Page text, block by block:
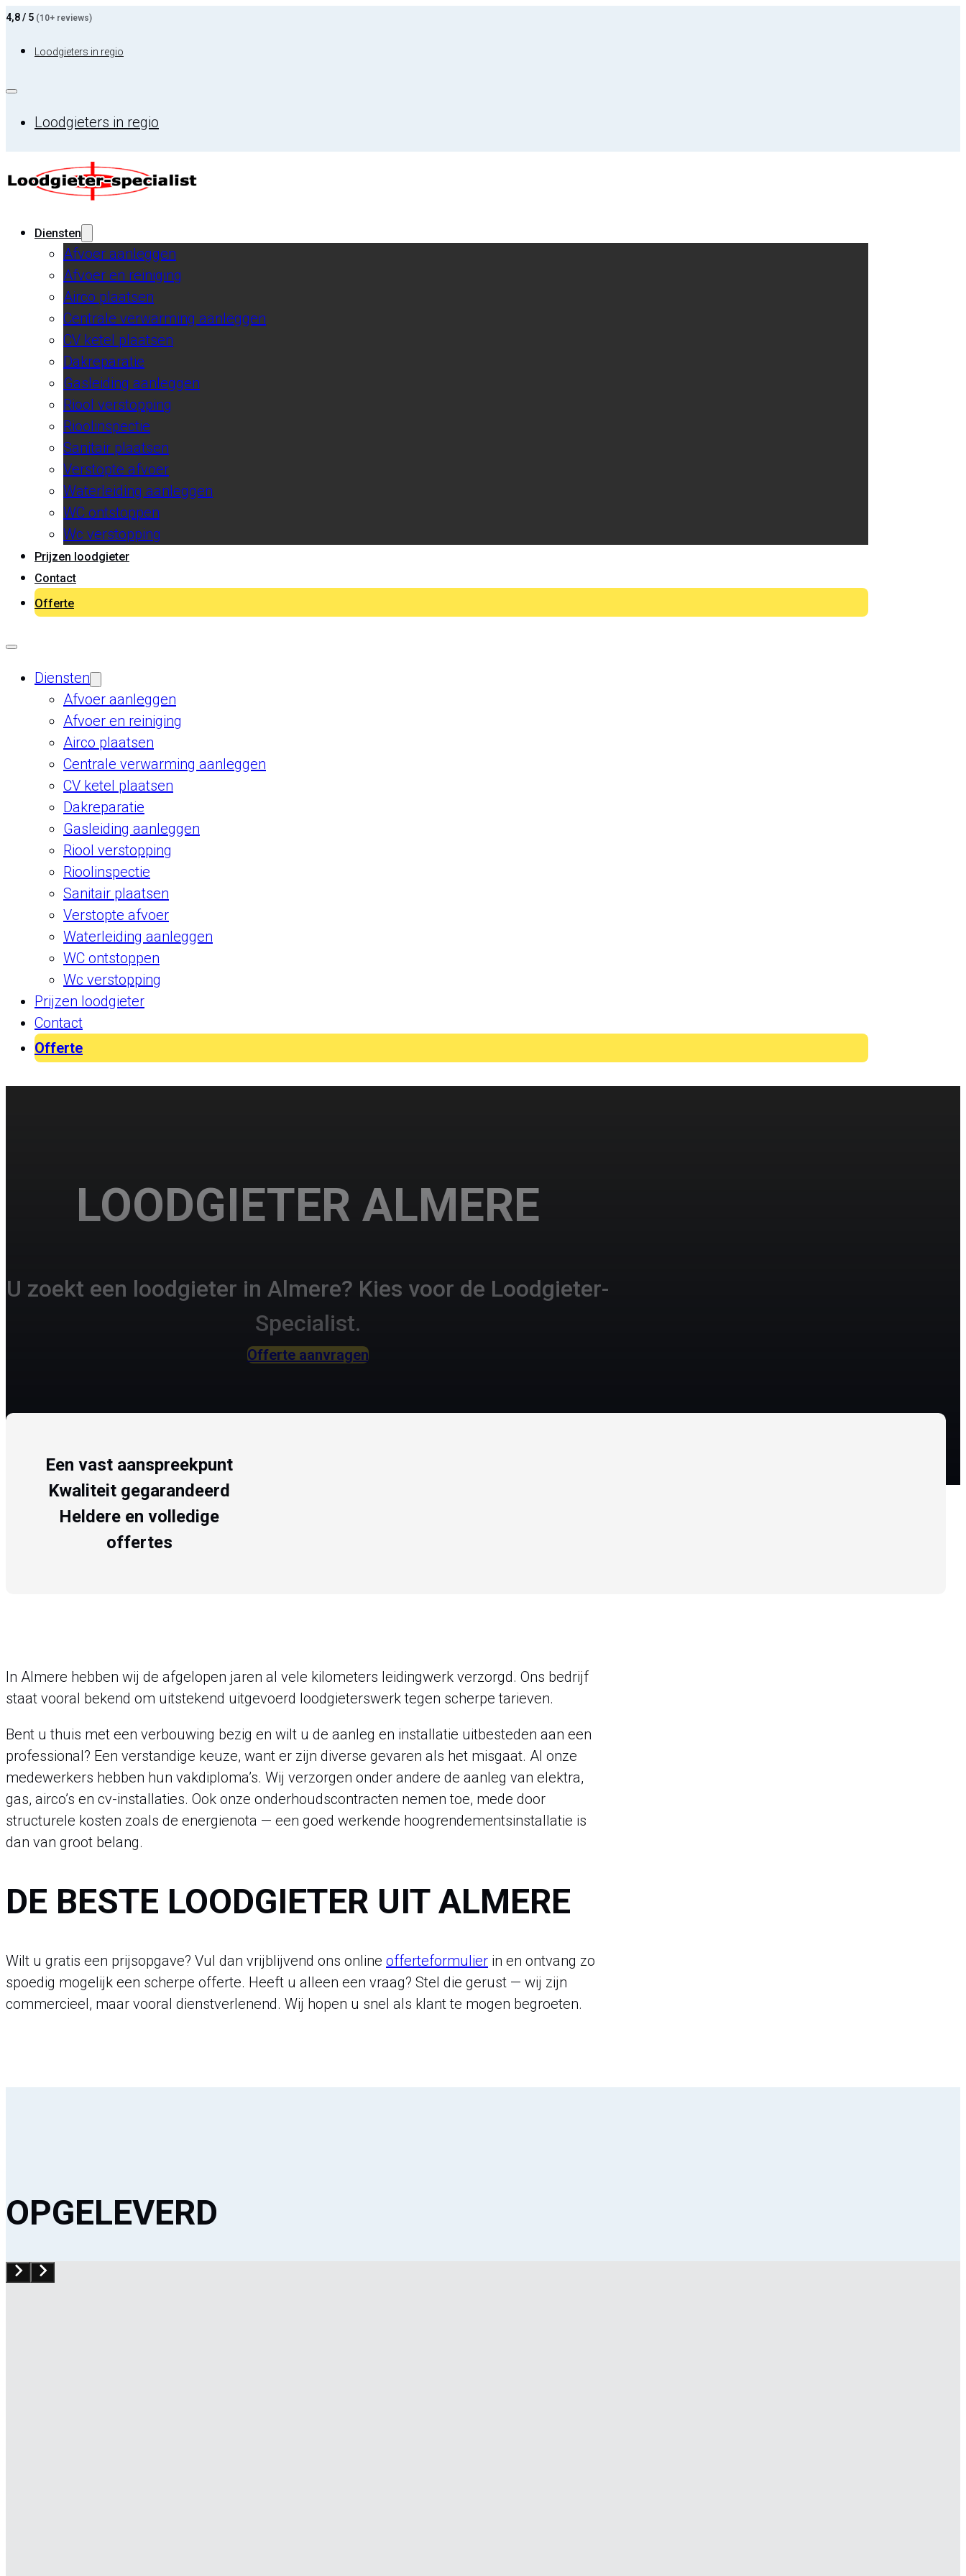
4,8 / 5 (10+ reviews)
Loodgieters in regio
Loodgieters in regio
Diensten
Afvoer aanleggen
Afvoer en reiniging
Airco plaatsen
Centrale verwarming aanleggen
CV ketel plaatsen
Dakreparatie
Gasleiding aanleggen
Riool verstopping
Rioolinspectie
Sanitair plaatsen
Verstopte afvoer
Waterleiding aanleggen
WC ontstoppen
Wc verstopping
Prijzen loodgieter
Contact
Offerte
Diensten
Afvoer aanleggen
Afvoer en reiniging
Airco plaatsen
Centrale verwarming aanleggen
CV ketel plaatsen
Dakreparatie
Gasleiding aanleggen
Riool verstopping
Rioolinspectie
Sanitair plaatsen
Verstopte afvoer
Waterleiding aanleggen
WC ontstoppen
Wc verstopping
Prijzen loodgieter
Contact
Offerte
LOODGIETER ALMERE
U zoekt een loodgieter in Almere? Kies voor de Loodgieter-
Specialist.
Offerte aanvragen
Een vast aanspreekpunt
Kwaliteit gegarandeerd
Heldere en volledige
offertes
In Almere hebben wij de afgelopen jaren al vele kilometers leidingwerk verzorgd. Ons bedrijf
staat vooral bekend om uitstekend uitgevoerd loodgieterswerk tegen scherpe tarieven.
Bent u thuis met een verbouwing bezig en wilt u de aanleg en installatie uitbesteden aan een
professional? Een verstandige keuze, want er zijn diverse gevaren als het misgaat. Al onze
medewerkers hebben hun vakdiploma’s. Wij verzorgen onder andere de aanleg van elektra,
gas, airco’s en cv-installaties. Ook onze onderhoudscontracten nemen toe, mede door
structurele kosten zoals de energienota — een goed werkende hoogrendementsinstallatie is
dan van groot belang.
DE BESTE LOODGIETER UIT ALMERE
Wilt u gratis een prijsopgave? Vul dan vrijblijvend ons online offerteformulier in en ontvang zo
spoedig mogelijk een scherpe offerte. Heeft u alleen een vraag? Stel die gerust — wij zijn
commercieel, maar vooral dienstverlenend. Wij hopen u snel als klant te mogen begroeten.
OPGELEVERD